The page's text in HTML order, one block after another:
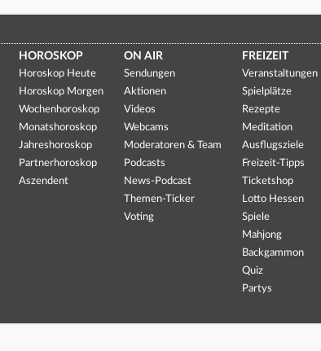
HOROSKOP
Horoskop Heute
Horoskop Morgen
Wochenhoroskop
Monatshoroskop
Jahreshoroskop
Partnerhoroskop
Aszendent
ON AIR
Sendungen
Aktionen
Videos
Webcams
Moderatoren & Team
Podcasts
News-Podcast
Themen-Ticker
Voting
FREIZEIT
Veranstaltungen
Spielplätze
Rezepte
Meditation
Ausflugsziele
Freizeit-Tipps
Ticketshop
Lotto Hessen
Spiele
Mahjong
Backgammon
Quiz
Partys